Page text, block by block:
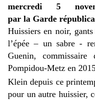
mercredi 5
par la Garde
Huissiers en noir,
l’épée – un sabre -
Guenin,
Pompidou-Metz en
Klein depuis ce
pour un autre huissier,